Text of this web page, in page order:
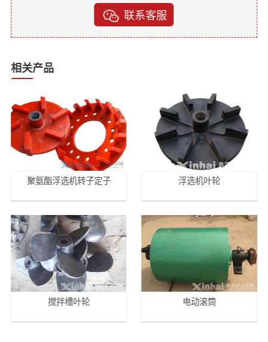
联系客服
相关产品
聚氨酯浮选机转子定子 浮选机叶轮
搅拌槽叶轮 电动滚筒